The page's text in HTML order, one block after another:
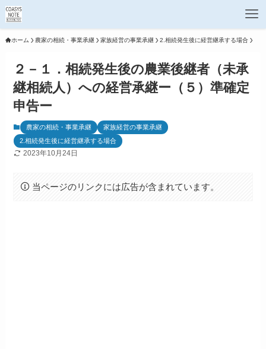
ホーム 農家の相続・事業承継 家族経営の事業承継 2.相続発生後に経営継承する場合
２－１．相続発生後の農業後継者（未承
継相続人）への経営承継ー（５）準確定
申告ー
農家の相続・事業承継
家族経営の事業承継
2.相続発生後に経営継承する場合
2023年10月24日
当ページのリンクには広告が含まれています。